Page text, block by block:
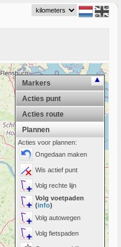
Markers
Acties punt
Acties route
Plannen
Acties voor plannen:
Ongedaan maken
Wis actief punt
Volg rechte lijn
Volg voetpaden
(info)
Volg autowegen
Volg fietspaden